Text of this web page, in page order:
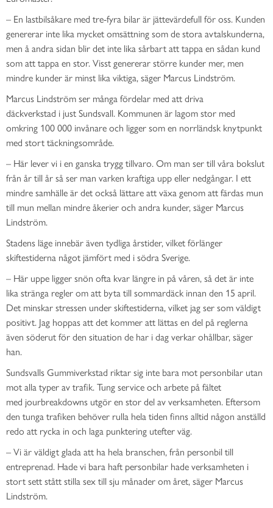
– En lastbilsåkare med tre-fyra bilar är jättevärdefull för oss. Kunden
genererar inte lika mycket omsättning som de stora avtalskunderna,
men å andra sidan blir det inte lika sårbart att tappa en sådan kund
som att tappa en stor. Visst genererar större kunder mer, men
mindre kunder är minst lika viktiga, säger Marcus Lindström.
Marcus Lindström ser många fördelar med attdriva
däckverkstad i just Sundsvall. Kommunen är lagom stor med
omkring 100 000 invånareoch ligger som en norrländsk knytpunkt
med stort täckningsområde.
– Här lever vi i en ganska trygg tillvaro. Om man ser till våra bokslut
från år till år så ser man varken kraftiga upp eller nedgångar. I ett
mindre samhälle är det också lättare att växa genom att färdas mun
till mun mellan mindre åkerier och andra kunder,säger Marcus
Lindström.
Stadens läge innebär även tydliga årstider, vilketförlänger
skiftestiderna något jämfört med isödra Sverige.
– Här uppe ligger snön ofta kvar längre in på våren, så det är inte
lika stränga regler om att byta till sommardäck innan den 15 april.
Det minskar stressen under skiftestiderna, vilket jagser som väldigt
positivt. Jag hoppas att det kommer att lättas en del på reglerna
även söderut för den situation de har i dag verkar ohållbar, säger
han.
Sundsvalls Gummiverkstad riktar sig inte bara mot personbilar utan
mot alla typer av trafik. Tung service och arbete på fältet
med jourbreakdowns utgör en stor del av verksamheten. Eftersom
den tunga trafiken behöver rulla hela tiden finns alltid någon anställd
redo att rycka in och laga punktering utefter väg.
–Vi är väldigt glada att ha hela branschen, från personbil till
entreprenad. Hade vi bara haft personbilar hade verksamheten i
stort sett stått stilla sex till sju månader om året, säger Marcus
Lindström.